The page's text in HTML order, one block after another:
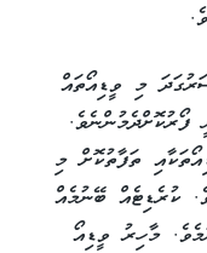
މި ވީޑިއޯތައް
ތަފާތުކޮށް މި
ކުރެޑިޓެއް ބޭނުމެއް
މާހިރު ވީޑިއޯ